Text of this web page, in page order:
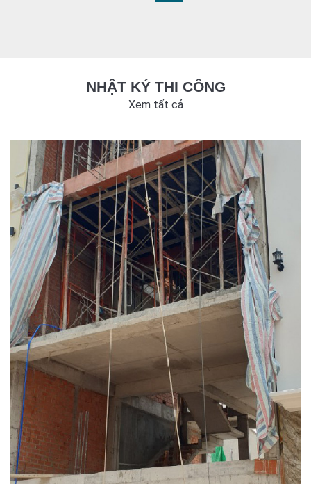
NHẬT KÝ THI CÔNG
Xem tất cả